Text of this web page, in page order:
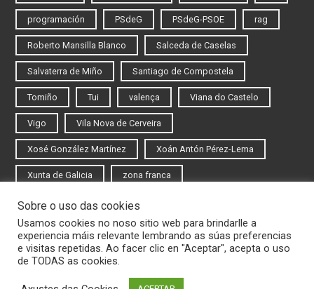
programación PSdeG PSdeG-PSOE rag
Roberto Mansilla Blanco Salceda de Caselas
Salvaterra de Miño Santiago de Compostela
Tomiño Tui valença Viana do Castelo
Vigo Vila Nova de Cerveira
Xosé González Martínez Xoán Antón Pérez-Lema
Xunta de Galicia zona franca
Iniciar sesión
Rexistrarse
Sobre o uso das cookies
Usamos cookies no noso sitio web para brindarlle a
experiencia máis relevante lembrando as súas preferencias
e visitas repetidas. Ao facer clic en "Aceptar", acepta o uso
de TODAS as cookies.